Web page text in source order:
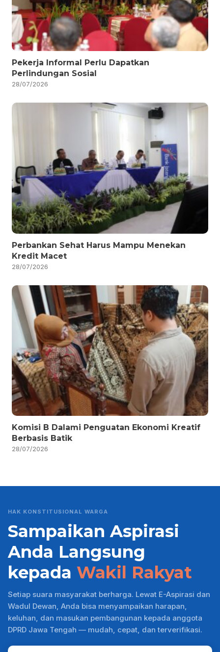
Pekerja Informal Perlu Dapatkan
Perlindungan Sosial
28/07/2026
Perbankan Sehat Harus Mampu Menekan
Kredit Macet
28/07/2026
Komisi B Dalami Penguatan Ekonomi Kreatif
Berbasis Batik
28/07/2026
HAK KONSTITUSIONAL WARGA
Sampaikan Aspirasi
Anda Langsung
kepada Wakil Rakyat
Setiap suara masyarakat berharga. Lewat E-Aspirasi dan
Wadul Dewan, Anda bisa menyampaikan harapan,
keluhan, dan masukan pembangunan kepada anggota
DPRD Jawa Tengah — mudah, cepat, dan terverifikasi.